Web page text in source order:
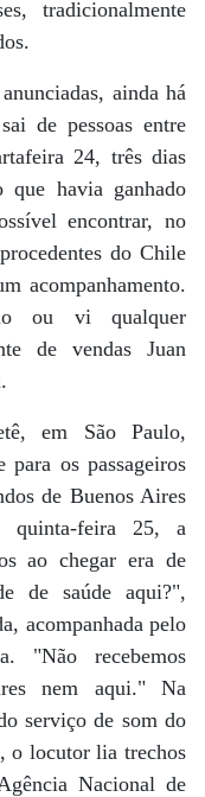
tradicionalmente
ainda há
de pessoas entre
24, três dias
que havia ganhado
encontrar, no
do Chile
acompanhamento.
ou vi qualquer
de vendas Juan
em São Paulo,
para os passageiros
de Buenos Aires
quinta-feira 25, a
ao chegar era de
de saúde aqui?",
acompanhada pelo
"Não recebemos
nem aqui." Na
serviço de som do
o locutor lia trechos
Nacional de